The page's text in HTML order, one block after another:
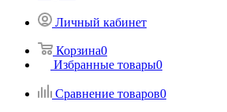
Личный кабинет
Корзина0
Избранные товары0
Сравнение товаров0